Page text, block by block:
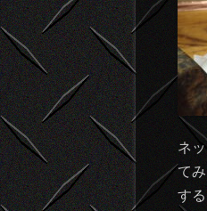
ネ
て
する